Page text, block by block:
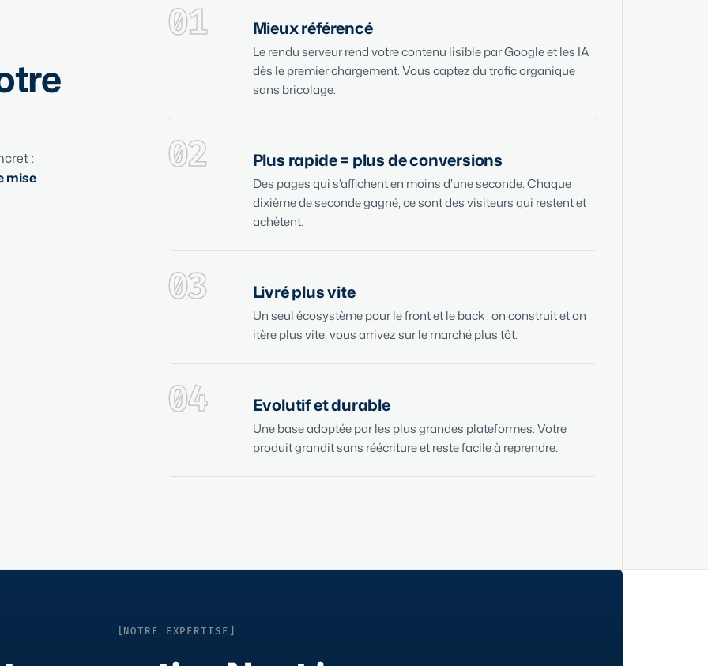
:
mise
01 Mieux référencé
Le rendu serveur rend votre contenu lisible par Google et les IA
dès le premier chargement. Vous captez du trafic organique
sans bricolage.
02 Plus rapide = plus de conversions
Des pages qui s'affichent en moins d'une seconde. Chaque
dixième de seconde gagné, ce sont des visiteurs qui restent et
achètent.
03 Livré plus vite
Un seul écosystème pour le front et le back : on construit et on
itère plus vite, vous arrivez sur le marché plus tôt.
04 Evolutif et durable
Une base adoptée par les plus grandes plateformes. Votre
produit grandit sans réécriture et reste facile à reprendre.
NOTRE EXPERTISE